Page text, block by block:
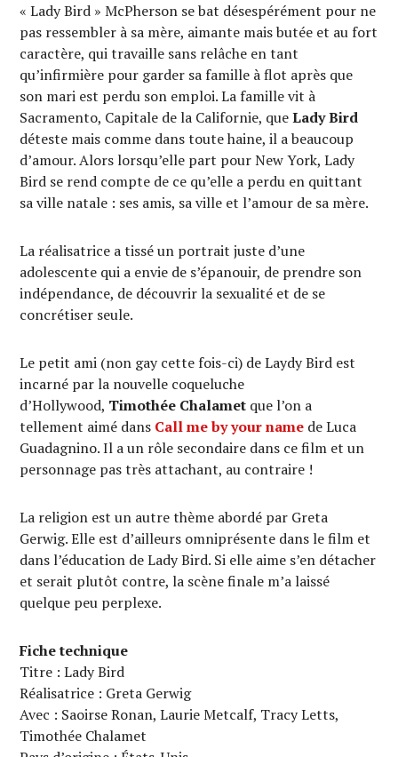
« Lady Bird » McPherson se bat désespérément pour ne
pas ressembler à sa mère, aimante mais butée et au fort
caractère, qui travaille sans relâche en tant
qu’infirmière pour garder sa famille à flot après que
son mari est perdu son emploi. La famille vit à
Sacramento, Capitale de la Californie, queLady Bird
déteste mais comme dans toute haine, il a beaucoup
d’amour. Alors lorsqu’elle part pour New York, Lady
Bird se rend compte de ce qu’elle a perdu en quittant
sa ville natale : ses amis, sa ville et l’amour de sa mère.
La réalisatrice a tissé un portrait juste d’une
adolescente qui a envie de s’épanouir, de prendre son
indépendance, de découvrir la sexualité et de se
concrétiser seule.
Le petit ami (non gay cette fois-ci) de Laydy Bird est
incarné par la nouvelle coqueluche
d’Hollywood, Timothée Chalamet que l’on a
tellement aimé dans Call me by your name de Luca
Guadagnino. Il a un rôle secondaire dans ce film et un
personnage pas très attachant, au contraire !
La religion est un autre thème abordé par Greta
Gerwig. Elle est d’ailleurs omniprésente dans le film et
dans l’éducation de Lady Bird. Si elle aime s’en détacher
et serait plutôt contre, la scène finale m’a laissé
quelque peu perplexe.
Fiche technique
Titre : Lady Bird
Réalisatrice : Greta Gerwig
Avec : Saoirse Ronan, Laurie Metcalf, Tracy Letts,
Timothée Chalamet